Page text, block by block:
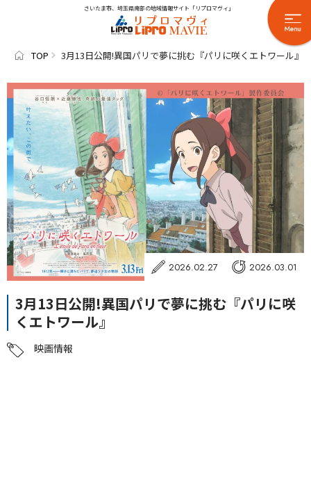
さいたま市、埼玉県南部の地域情報サイト「リプロマヴィ」
TOP 3月13日公開!異国パリで夢に挑む『パリに咲くエトワール』
2026.02.27 2026.03.01
3月13日公開!異国パリで夢に挑む『パリに咲
くエトワール』
映画情報